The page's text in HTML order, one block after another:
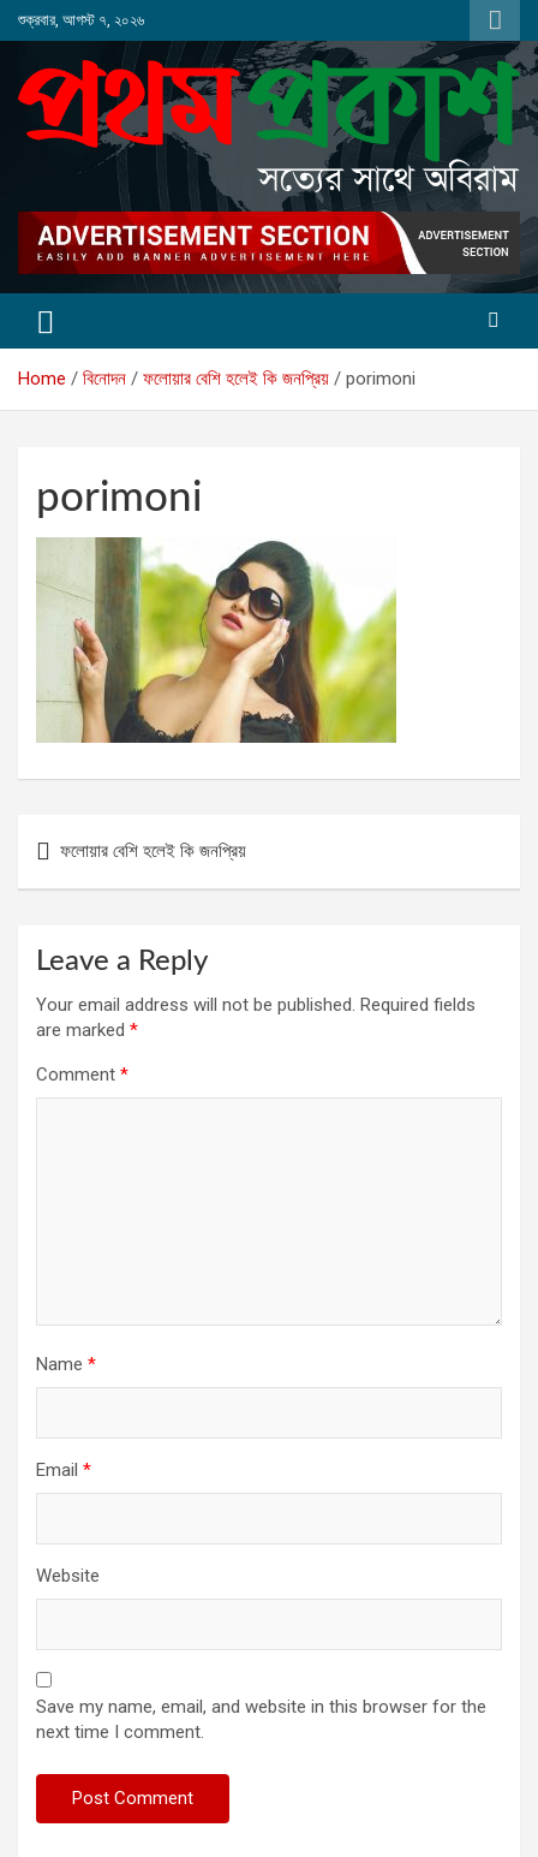
Skip
to
শুক্রবার, আগস্ট ৭, ২০২৬
Home বিনোদন ফলোয়ার বেশি হলেই কি জনপ্রিয় porimoni
porimoni
ফলোয়ার বেশি হলেই কি জনপ্রিয়
Leave a Reply
Your email address will not be published. Required fields
are marked *
Comment *
Name *
Email *
Website
Save my name, email, and website in this browser for the
next time I comment.